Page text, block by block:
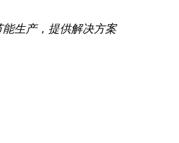
生产，提供解决方案